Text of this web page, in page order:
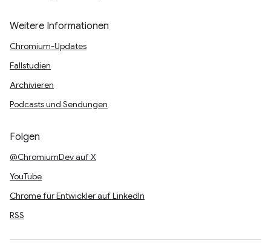
Weitere Informationen
Chromium-Updates
Fallstudien
Archivieren
Podcasts und Sendungen
Folgen
@ChromiumDev auf X
YouTube
Chrome für Entwickler auf LinkedIn
RSS